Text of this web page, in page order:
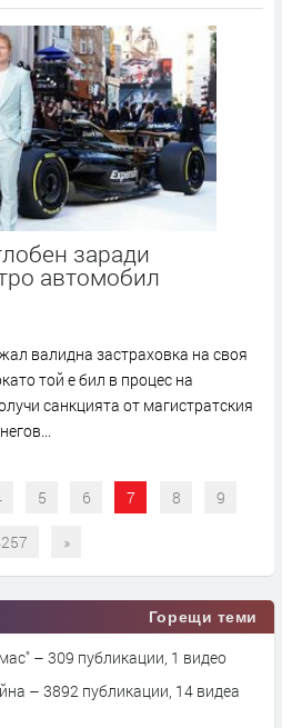
заради
автомобил
валидна застраховка на своя
той е бил в процес на
санкцията от магистратския
5 6 7 8 9
»
Горещи теми
– 309 публикации, 1 видео
Украйна
– 3892 публикации, 14 видеа